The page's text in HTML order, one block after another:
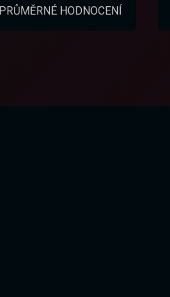
PRŮMĚRNÉ HODNOCENÍ